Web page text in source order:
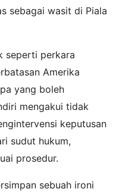
sebagai wasit di Piala
seperti perkara
Amerika
yang boleh
mengakui tidak
keputusan
sudut hukum,
prosedur.
sebuah ironi